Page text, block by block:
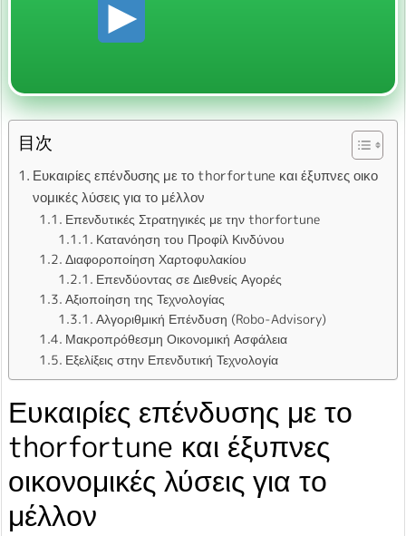
目次
Ευκαιρίες επένδυσης με το thorfortune και έξυπνες οικο
νομικές λύσεις για το μέλλον
Επενδυτικές Στρατηγικές με την thorfortune
Κατανόηση του Προφίλ Κινδύνου
Διαφοροποίηση Χαρτοφυλακίου
Επενδύοντας σε Διεθνείς Αγορές
Αξιοποίηση της Τεχνολογίας
Αλγοριθμική Επένδυση (Robo-Advisory)
Μακροπρόθεσμη Οικονομική Ασφάλεια
Εξελίξεις στην Επενδυτική Τεχνολογία
Ευκαιρίες επένδυσης με το
thorfortune και έξυπνες
οικονομικές λύσεις για το
μέλλον